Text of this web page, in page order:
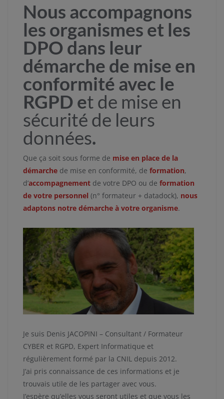
Nous accompagnons
les organismes et les
DPO dans leur
démarche de mise en
conformité avec le
RGPD et de mise en
sécurité de leurs
données.
Que ça soit sous forme de mise en place de la
démarche de mise en conformité, de formation,
d’accompagnement de votre DPO ou de formation
de votre personnel (n° formateur + datadock), nous
adaptons notre démarche à votre organisme.
Je suis Denis JACOPINI – Consultant / Formateur
CYBER et RGPD, Expert Informatique et
régulièrement formé par la CNIL depuis 2012.
J’ai pris connaissance de ces informations et je
trouvais utile de les partager avec vous.
J’espère qu’elles vous seront utiles et que vous les